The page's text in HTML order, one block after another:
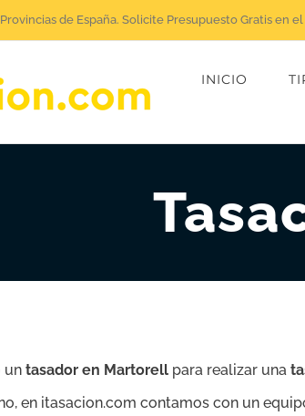
de España. Solicite Presupuesto Gratis en
INICIO
un tasador en Martorell para realizar una
en itasacion.com contamos con un